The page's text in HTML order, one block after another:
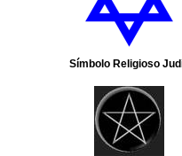
Símbolo Religioso